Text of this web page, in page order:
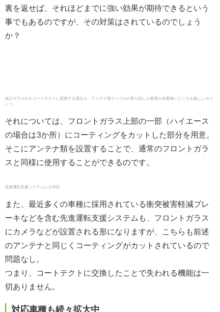
裏を返せば、それほどまでに強い効果が期待できるという
事でもあるのですが、その対策はされているのでしょう
か？
純正ガラスからコートテクトに変更する場合も、アンテナ類ケーブルの取り回しの変更が必要無いところも嬉しいポイ
ント。
それについては、フロントガラス上部の一部（ハイエース
の場合は3か所）にコーティングをカットした部分を用意。
そこにアンテナ類を設置することで、通常のフロントガラ
スと同様に使用することができるのです。
先進運転支援システムにも対応
また、最近多くの車種に採用されている衝突被害軽減ブレ
ーキなどを含む先進運転支援システムも、フロントガラス
にカメラなどが設置される形になりますが、こちらも前述
のアンテナと同じくコーティングがカットされているので
問題なし。
つまり、コートテクトに交換したことで失われる機能は一
切ありません。
対応車種も続々拡大中